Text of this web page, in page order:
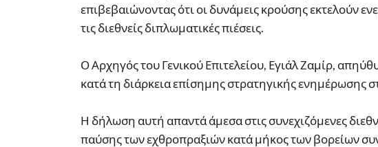
επιβεβαιώνοντας ότι οι δυνάμεις κρούσης εκτελούν
τις διεθνείς διπλωματικές πιέσεις.
Ο Αρχηγός του Γενικού Επιτελείου, Εγιάλ Ζαμίρ,
κατά τη διάρκεια επίσημης στρατηγικής ενημέρωσης
Η δήλωση αυτή απαντά άμεσα στις συνεχιζόμενες
παύσης των εχθροπραξιών κατά μήκος των βορείων